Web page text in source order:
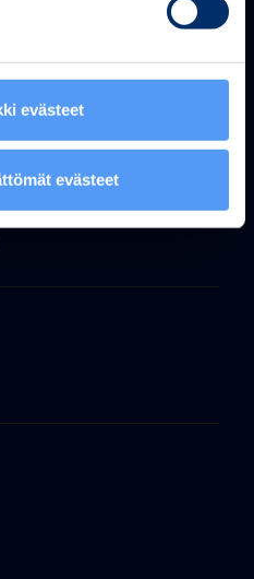
evästeet
evästeet